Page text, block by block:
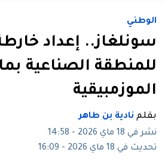
الوطني
سونلغاز.. إعداد
للمنطقة الصناعية
الموزمبيقية
بقلم نادية بن طاهر
نشر في 18 ماي 2026 - 14:58
تحديث في 18 ماي 2026 - 16:09